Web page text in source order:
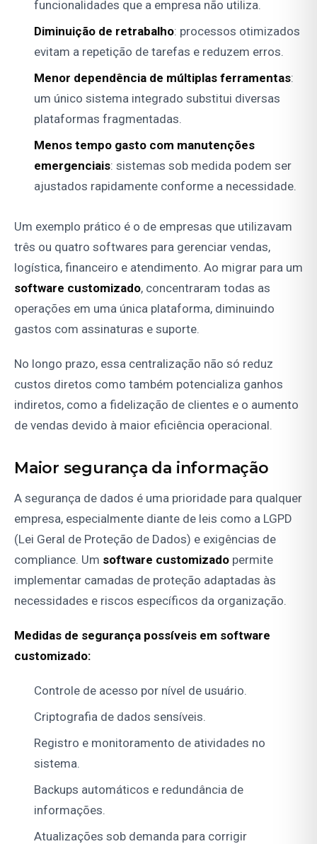
funcionalidades que a empresa não utiliza.
Diminuição de retrabalho: processos otimizados
evitam a repetição de tarefas e reduzem erros.
Menor dependência de múltiplas ferramentas:
um único sistema integrado substitui diversas
plataformas fragmentadas.
Menos tempo gasto com manutenções
emergenciais: sistemas sob medida podem ser
ajustados rapidamente conforme a necessidade.
Um exemplo prático é o de empresas que utilizavam
três ou quatro softwares para gerenciar vendas,
logística, financeiro e atendimento. Ao migrar para um
software customizado, concentraram todas as
operações em uma única plataforma, diminuindo
gastos com assinaturas e suporte.
No longo prazo, essa centralização não só reduz
custos diretos como também potencializa ganhos
indiretos, como a fidelização de clientes e o aumento
de vendas devido à maior eficiência operacional.
Maior segurança da informação
A segurança de dados é uma prioridade para qualquer
empresa, especialmente diante de leis como a LGPD
(Lei Geral de Proteção de Dados) e exigências de
compliance. Um software customizado permite
implementar camadas de proteção adaptadas às
necessidades e riscos específicos da organização.
Medidas de segurança possíveis em software
customizado:
Controle de acesso por nível de usuário.
Criptografia de dados sensíveis.
Registro e monitoramento de atividades no
sistema.
Backups automáticos e redundância de
informações.
Atualizações sob demanda para corrigir